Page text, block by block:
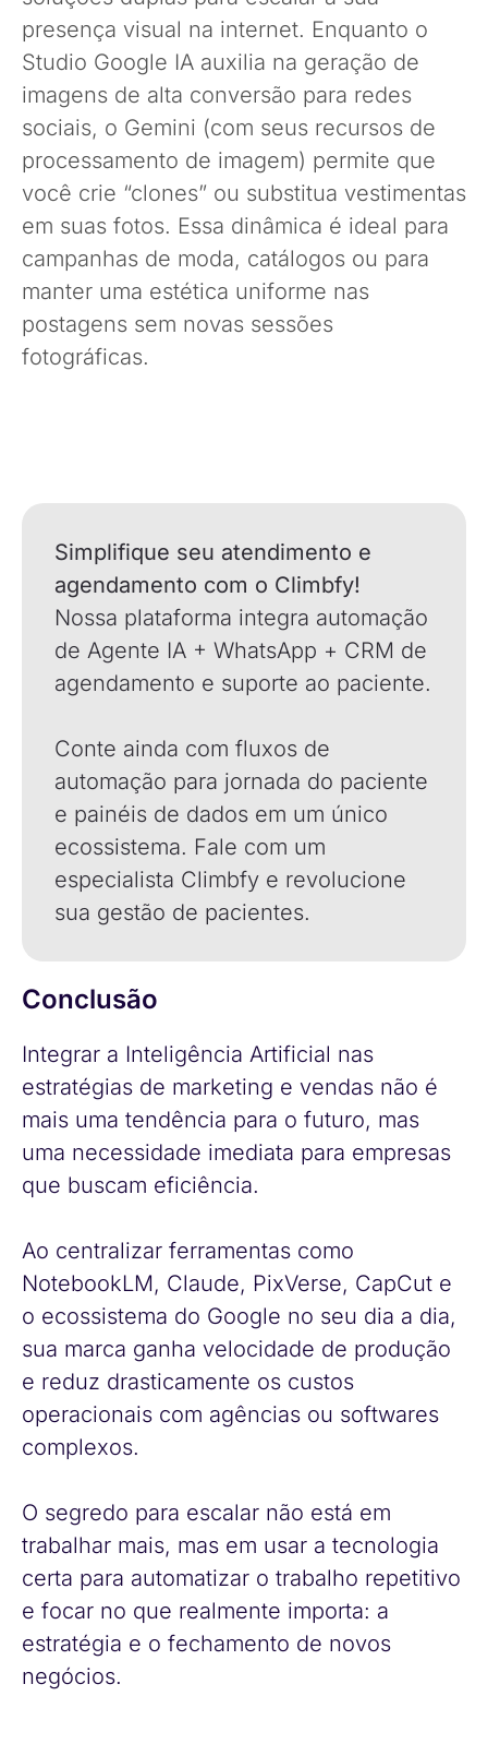
presença visual na internet. Enquanto o
Studio Google IA auxilia na geração de
imagens de alta conversão para redes
sociais, o Gemini (com seus recursos de
processamento de imagem) permite que
você crie “clones” ou substitua vestimentas
em suas fotos. Essa dinâmica é ideal para
campanhas de moda, catálogos ou para
manter uma estética uniforme nas
postagens sem novas sessões
fotográficas.
Simplifique seu atendimento e
agendamento com o Climbfy!
Nossa plataforma integra automação
de Agente IA + WhatsApp + CRM de
agendamento e suporte ao paciente.
Conte ainda com fluxos de
automação para jornada do paciente
e painéis de dados em um único
ecossistema. Fale com um
especialista Climbfy e revolucione
sua gestão de pacientes.
Conclusão
Integrar a Inteligência Artificial nas
estratégias de marketing e vendas não é
mais uma tendência para o futuro, mas
uma necessidade imediata para empresas
que buscam eficiência.
Ao centralizar ferramentas como
NotebookLM, Claude, PixVerse, CapCut e
o ecossistema do Google no seu dia a dia,
sua marca ganha velocidade de produção
e reduz drasticamente os custos
operacionais com agências ou softwares
complexos.
O segredo para escalar não está em
trabalhar mais, mas em usar a tecnologia
certa para automatizar o trabalho repetitivo
e focar no que realmente importa: a
estratégia e o fechamento de novos
negócios.